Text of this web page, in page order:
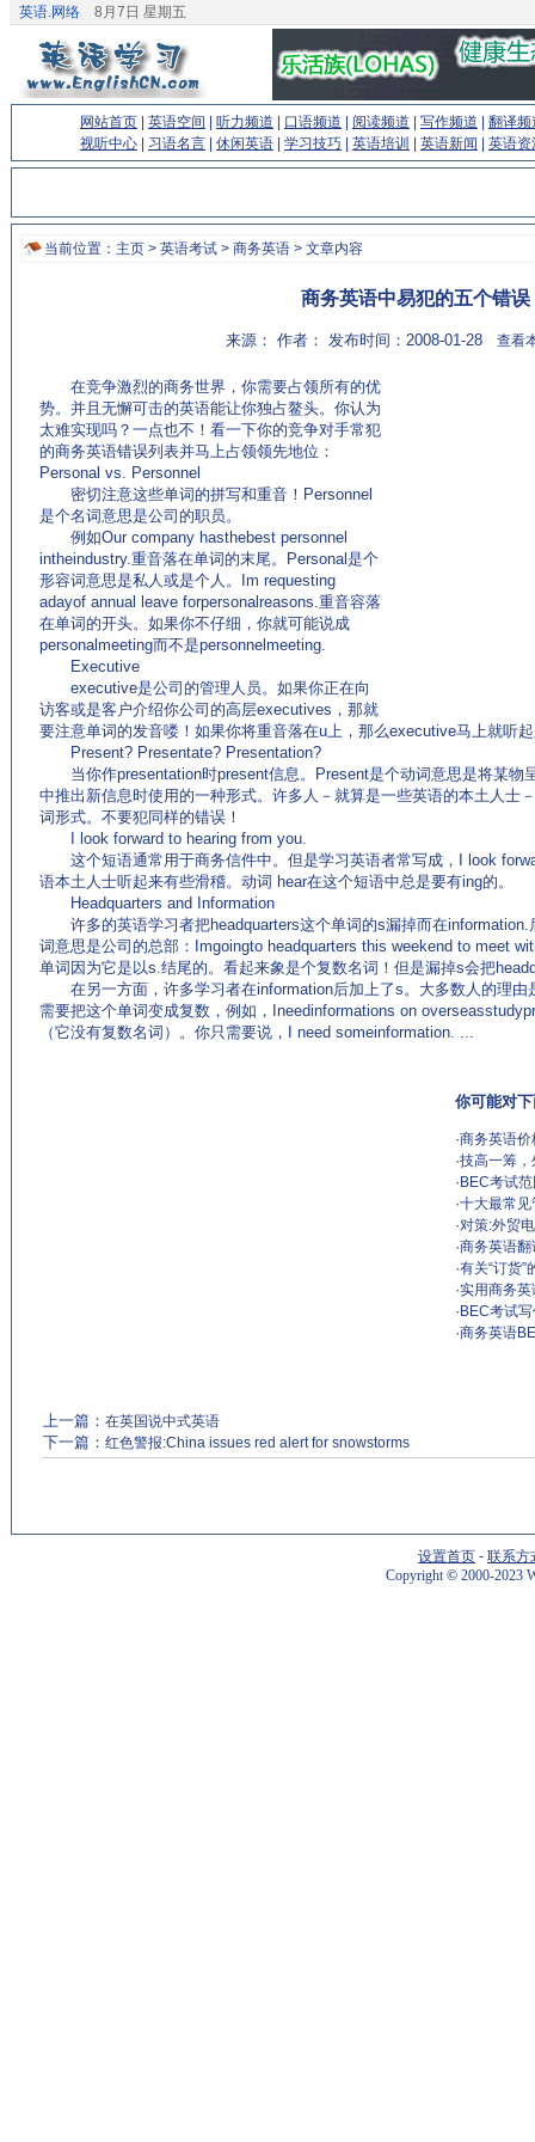
英语.网络 8月7日 星期五
网站首页 英语空间 听力频道 口语频道 阅读频道 写作频道
翻译频
视听中心
习语名言 休闲英语 学习技巧 英语培训 英语新闻 英语资
当前位置： 主页 > 英语考试 > 商务英语 > 文章内容
商务英语中易犯的五个错误
来源： 作者： 发布时间：2008-01-28 查看
在竞争激烈的商务世界，你需要占领所有的优
势。并且无懈可击的英语能让你独占鳌头。你认为
太难实现吗？一点也不！看一下你的竞争对手常犯
的商务英语错误列表并马上占领领先地位：
Personal vs. Personnel
密切注意这些单词的拼写和重音！Personnel
是个名词意思是公司的职员。
例如Our company hasthebest personnel
intheindustry.重音落在单词的末尾。Personal是个
形容词意思是私人或是个人。Im requesting
adayof annual leave forpersonalreasons.重音容落
在单词的开头。如果你不仔细，你就可能说成
personalmeeting而不是personnelmeeting.
Executive
executive是公司的管理人员。如果你正在向
访客或是客户介绍你公司的高层executives，那就
要注意单词的发音喽！如果你将重音落在u上，那么executive马上就听
Present? Presentate? Presentation?
当你作presentation时present信息。Present是个动词意思是将某物
中推出新信息时使用的一种形式。许多人－就算是一些英语的本土人士
词形式。不要犯同样的错误！
I look forward to hearing from you.
这个短语通常用于商务信件中。但是学习英语者常写成，I look
语本土人士听起来有些滑稽。动词 hear在这个短语中总是要有ing的。
Headquarters and Information
许多的英语学习者把headquarters这个单词的s漏掉而在information.
词意思是公司的总部：Imgoingto headquarters this weekend to meet
单词因为它是以s.结尾的。看起来象是个复数名词！但是漏掉s会把
在另一方面，许多学习者在information后加上了s。大多数人的理由
需要把这个单词变成复数，例如，Ineedinformations on
（它没有复数名词）。你只需要说，I need someinformation. ...
你可能对
·商务英语价
·技高一筹
· BEC考试
·十大最常
·对策:外贸
·商务英语
·有关“订货”
·实用商务
· BEC考试
·商务英语
上一篇： 在英国说中式英语
下一篇： 红色警报:China issues red alert for snowstorms
设置首页 - 联系方
Copyright©2000-2023